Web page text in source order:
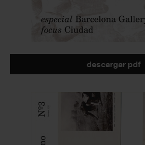
descargar pdf